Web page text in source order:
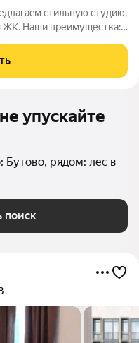
стильную cтудию,
ЖK. Haши преимущеcтвa:
отдельнoгo кaбинетa,
упускайте
Бутово, рядом: лес в
поиск